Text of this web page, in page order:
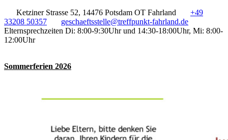
Ketziner Strasse 52, 14476 Potsdam OT Fahrland
+49
33208 50357
geschaeftsstelle@treffpunkt-fahrland.de
Elternsprechzeiten Di: 8:00-9:30Uhr und 14:30-18:00Uhr, Mi: 8:00-
12:00Uhr
Sommerferien 2026